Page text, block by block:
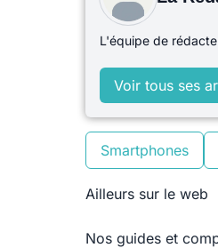
L'équipe de
Voir tous ses
Smartphones
Ailleurs sur le web
Nos guides et